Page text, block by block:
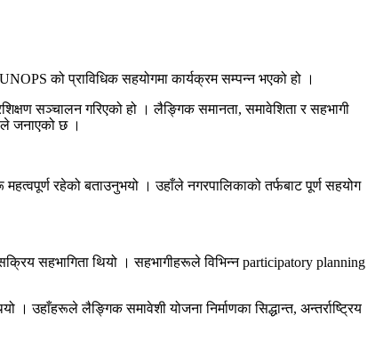
को प्राविधिक सहयोगमा कार्यक्रम सम्पन्न भएको हो ।
सञ्चालन गरिएको हो । लैङ्गिक समानता, समावेशिता र सहभागी
जनाएको छ ।
रहेको बताउनुभयो । उहाँले नगरपालिकाको तर्फबाट पूर्ण सहयोग
सहभागिता थियो । सहभागीहरूले विभिन्न participatory planning
उहाँहरूले लैङ्गिक समावेशी योजना निर्माणका सिद्धान्त, अन्तर्राष्ट्रिय